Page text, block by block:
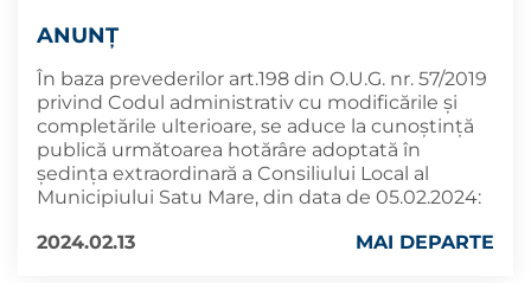
ANUNȚ
În baza prevederilor art.198 din O.U.G. nr. 57/2019
privind Codul administrativ cu modificările și
completările ulterioare, se aduce la cunoştinţă
publică următoarea hotărâre adoptată în
şedinţa extraordinară a Consiliului Local al
Municipiului Satu Mare, din data de 05.02.2024:
2024.02.13
MAI DEPARTE